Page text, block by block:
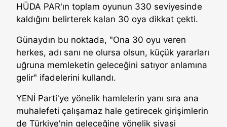
HÜDA PAR'ın toplam oyunun 330 seviyesinde
kaldığını belirterek kalan 30 oya dikkat çekti.
Günaydın bu noktada, "Ona 30 oyu veren
herkes, adı sanı ne olursa olsun, küçük yararları
uğruna memleketin geleceğini satıyor anlamına
gelir" ifadelerini kullandı.
YENİ Parti'ye yönelik hamlelerin yanı sıra ana
muhalefeti çalışamaz hale getirecek girişimlerin
de Türkiye'nin geleceğine yönelik siyasi